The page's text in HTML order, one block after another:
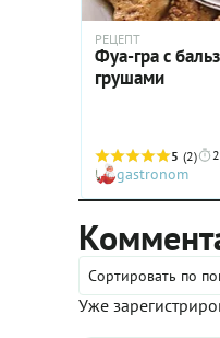
РЕЦЕПТ
Фуа-гра с
грушами
5 (2)
gastronom
Сортировать по
Уже